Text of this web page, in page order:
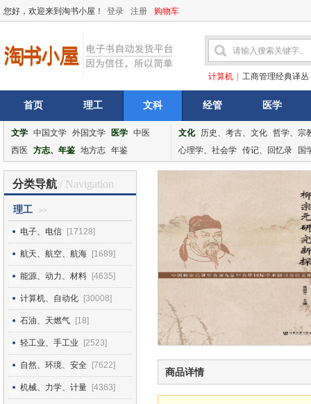
您好，欢迎来到淘书小屋！ 登录 注册 购物车
计算机 工商管理经典译丛
首页 理工 文科 经管 医学
文学 中国文学 外国文学 医学 中医
西医
方志、年鉴 地方志 年鉴
文化 历史、考古、文化 哲学、宗
心理学、社会学 传记、回忆录 国
分类导航 / Navigation
理工 >>
电子、电信 [17128]
航天、航空、航海 [1689]
能源、动力、材料 [4635]
计算机、自动化 [30008]
石油、天燃气 [18]
轻工业、手工业 [2523]
自然、环境、安全 [7622]
机械、力学、计量 [4363]
商品详情